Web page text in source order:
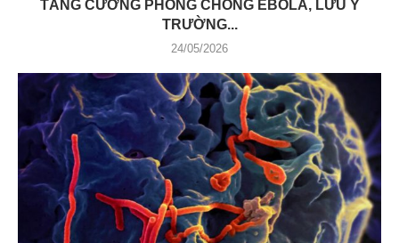
TĂNG CƯỜNG PHÒNG CHỐNG EBOLA, LƯU Ý
TRƯỜNG...
24/05/2026